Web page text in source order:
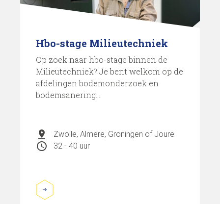
Hbo-stage Milieutechniek
Op zoek naar hbo-stage binnen de
Milieutechniek? Je bent welkom op de
afdelingen bodemonderzoek en
bodemsanering....
pin_drop Zwolle, Almere, Groningen of Joure
schedule 32 - 40 uur